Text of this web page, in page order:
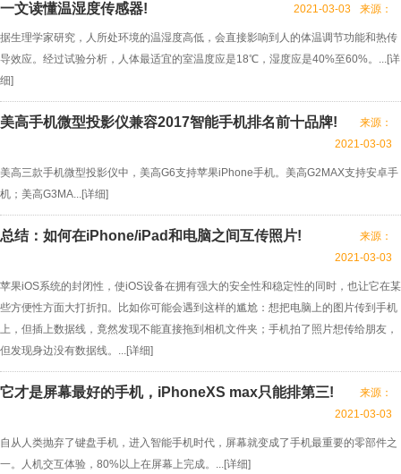
一文读懂温湿度传感器! 来源：
2021-03-03
据生理学家研究，人所处环境的温湿度高低，会直接影响到人的体温调节功能和热传
导效应。经过试验分析，人体最适宜的室温度应是18℃，湿度应是40%至60%。...[详
细]
美高手机微型投影仪兼容2017智能手机排名前十品牌!
来源：
2021-03-03
美高三款手机微型投影仪中，美高G6支持苹果iPhone手机。美高G2MAX支持安卓手
机；美高G3MA...[详细]
总结：如何在iPhone/iPad和电脑之间互传照片!
来源：
2021-03-03
苹果iOS系统的封闭性，使iOS设备在拥有强大的安全性和稳定性的同时，也让它在某
些方便性方面大打折扣。比如你可能会遇到这样的尴尬：想把电脑上的图片传到手机
上，但插上数据线，竟然发现不能直接拖到相机文件夹；手机拍了照片想传给朋友，
但发现身边没有数据线。...[详细]
它才是屏幕最好的手机，iPhoneXS max只能排第三!
来源：
2021-03-03
自从人类抛弃了键盘手机，进入智能手机时代，屏幕就变成了手机最重要的零部件之
一。人机交互体验，80%以上在屏幕上完成。...[详细]